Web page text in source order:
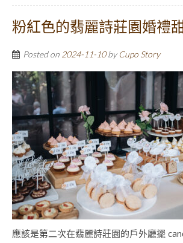
粉紅色的翡麗詩莊園婚禮
Posted on 2024-11-10by Cupo Story
應該是第二次在翡麗詩莊園的戶外廳擺